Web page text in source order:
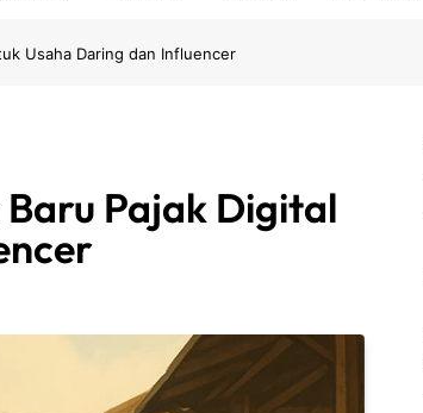
Usaha Daring dan Influencer
Pajak Digital